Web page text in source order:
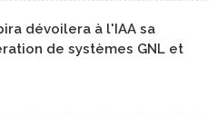
dévoilera à l'IAA sa
de systèmes GNL et